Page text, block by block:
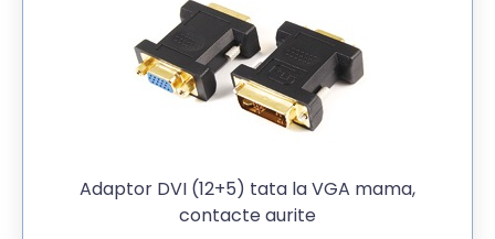
Adaptor DVI (12+5) tata la VGA mama,
contacte aurite